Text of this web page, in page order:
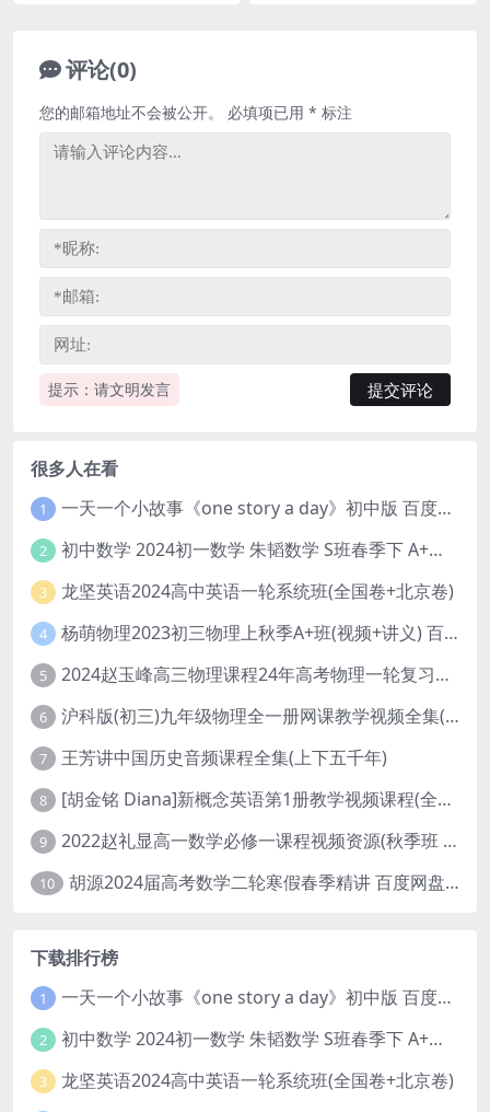
评论(0)
提示：请文明发言
您的邮箱地址不会被公开。 必填项已用 * 标注
很多人在看
1 一天一个小故事《one story a day》初中版 百度网盘分享下载
2 初中数学 2024初一数学 朱韬数学 S班春季下 A+班春季下 百度云网盘
3 龙坚英语2024高中英语一轮系统班(全国卷+北京卷)
4 杨萌物理2023初三物理上秋季A+班(视频+讲义) 百度网盘分享
5 2024赵玉峰高三物理课程24年高考物理一轮复习网课教程
6 沪科版(初三)九年级物理全一册网课教学视频全集(录播版 杜春雨 66讲)
7 王芳讲中国历史音频课程全集(上下五千年)
8 [胡金铭 Diana]新概念英语第1册教学视频课程(全集 百度网盘下载)
9 2022赵礼显高一数学必修一课程视频资源(秋季班 含讲义)百度网盘云
10 胡源2024届高考数学二轮寒假春季精讲 百度网盘分享
下载排行榜
1 一天一个小故事《one story a day》初中版 百度网盘分享下载
2 初中数学 2024初一数学 朱韬数学 S班春季下 A+班春季下 百度云网盘
3
龙坚英语2024高中英语一轮系统班(全国卷+北京卷)